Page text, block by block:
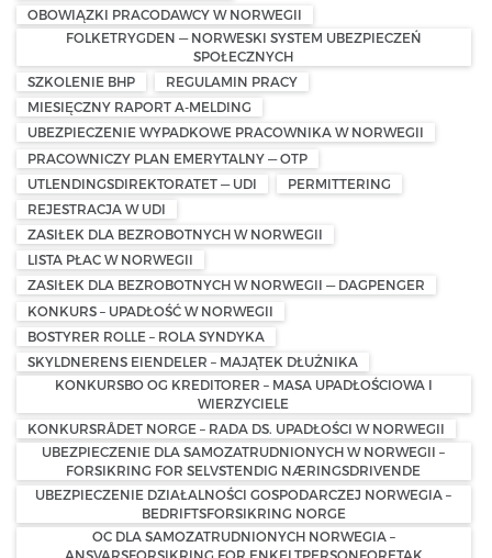
OBOWIĄZKI PRACODAWCY W NORWEGII
FOLKETRYGDEN — NORWESKI SYSTEM UBEZPIECZEŃ
SPOŁECZNYCH
SZKOLENIE BHP
REGULAMIN PRACY
MIESIĘCZNY RAPORT A-MELDING
UBEZPIECZENIE WYPADKOWE PRACOWNIKA W NORWEGII
PRACOWNICZY PLAN EMERYTALNY — OTP
UTLENDINGSDIREKTORATET — UDI
PERMITTERING
REJESTRACJA W UDI
ZASIŁEK DLA BEZROBOTNYCH W NORWEGII
LISTA PŁAC W NORWEGII
ZASIŁEK DLA BEZROBOTNYCH W NORWEGII — DAGPENGER
KONKURS – UPADŁOŚĆ W NORWEGII
BOSTYRER ROLLE – ROLA SYNDYKA
SKYLDNERENS EIENDELER – MAJĄTEK DŁUŻNIKA
KONKURSBO OG KREDITORER – MASA UPADŁOŚCIOWA I
WIERZYCIELE
KONKURSRÅDET NORGE – RADA DS. UPADŁOŚCI W NORWEGII
UBEZPIECZENIE DLA SAMOZATRUDNIONYCH W NORWEGII –
FORSIKRING FOR SELVSTENDIG NÆRINGSDRIVENDE
UBEZPIECZENIE DZIAŁALNOŚCI GOSPODARCZEJ NORWEGIA –
BEDRIFTSFORSIKRING NORGE
OC DLA SAMOZATRUDNIONYCH NORWEGIA –
ANSVARSFORSIKRING FOR ENKELTPERSONFORETAK